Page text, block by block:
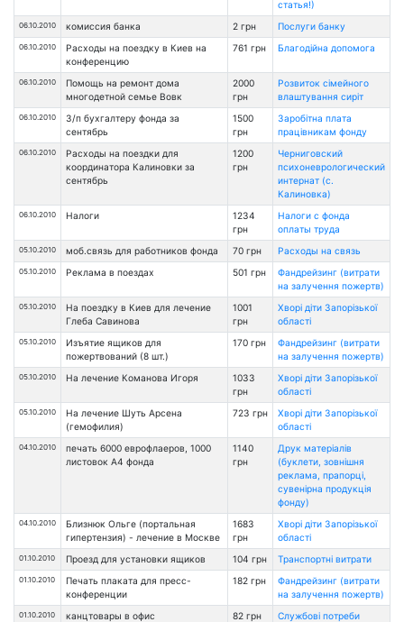
статья!)
06.10.2010 комиссия банка 2 грн Послуги банку
06.10.2010
Расходы на поездку в Киев на
конференцию
761 грн Благодійна допомога
06.10.2010
Помощь на ремонт дома
многодетной семье Вовк
2000
грн
Розвиток сімейного
влаштування сиріт
06.10.2010
З/п бухгалтеру фонда за
сентябрь
1500
грн
Заробітна плата
працівникам фонду
06.10.2010
Расходы на поездки для
координатора Калиновки за
сентябрь
1200
грн
Черниговский
психоневрологический
интернат (с.
Калиновка)
06.10.2010 Налоги
1234
грн
Налоги с фонда
оплаты труда
05.10.2010 моб.связь для работников фонда 70 грн Расходы на связь
05.10.2010 Реклама в поездах 501 грн
Фандрейзинг (витрати
на залучення пожертв)
05.10.2010
На поездку в Киев для лечение
Глеба Савинова
1001
грн
Хворі діти Запорізької
області
05.10.2010
Изъятие ящиков для
пожертвований (8 шт.)
170 грн
Фандрейзинг (витрати
на залучення пожертв)
05.10.2010 На лечение Команова Игоря
1033
грн
Хворі діти Запорізької
області
05.10.2010
На лечение Шуть Арсена
(гемофилия)
723 грн
Хворі діти Запорізької
області
04.10.2010
печать 6000 еврофлаеров, 1000
листовок А4 фонда
1140
грн
Друк матеріалів
(буклети, зовнішня
реклама, прапорці,
сувенірна продукція
фонду)
04.10.2010
Близнюк Ольге (портальная
гипертензия) - лечение в Москве
1683
грн
Хворі діти Запорізької
області
01.10.2010 Проезд для установки ящиков 104 грн Транспортні витрати
01.10.2010
Печать плаката для пресс-
конференции
182 грн
Фандрейзинг (витрати
на залучення пожертв)
01.10.2010 канцтовары в офис 82 грн
Службові потреби